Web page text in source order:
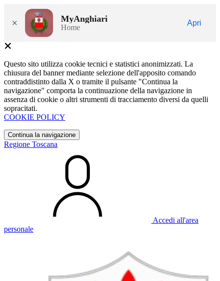
× MyAnghiari
Home
Apri
Questo sito utilizza cookie tecnici e statistici anonimizzati. La
chiusura del banner mediante selezione dell'apposito comando
contraddistinto dalla X o tramite il pulsante "Continua la
navigazione" comporta la continuazione della navigazione in
assenza di cookie o altri strumenti di tracciamento diversi da quelli
sopracitati.
COOKIE POLICY
Continua la navigazione
Regione Toscana
Accedi all'area
personale